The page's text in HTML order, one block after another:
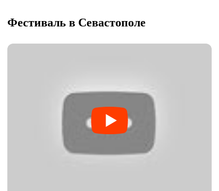
Фестиваль в Севастополе